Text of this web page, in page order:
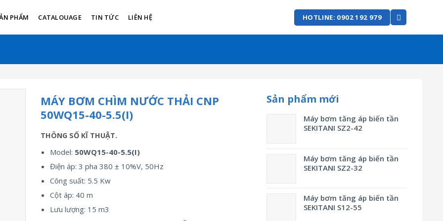
PHẨM CATALOUAGE TIN TỨC LIÊN HỆ HOTLINE: 0902 192 979
Sản phẩm mới
Máy bơm tăng áp biến tần
SEKITANI SZ2-42
Máy bơm tăng áp biến tần
SEKITANI SZ2-32
Máy bơm tăng áp biến tần
SEKITANI S12-55
MÁY BƠM CHÌM NƯỚC THẢI CNP
50WQ15-40-5.5(I)
THÔNG SỐ KĨ THUẬT.
Model: 50WQ15-40-5.5(I)
Điện áp: 3 pha 380 ± 10%V, 50Hz
Công suất: 5.5 Kw
Cột áp: 40 m
Lưu lượng: 15 m3